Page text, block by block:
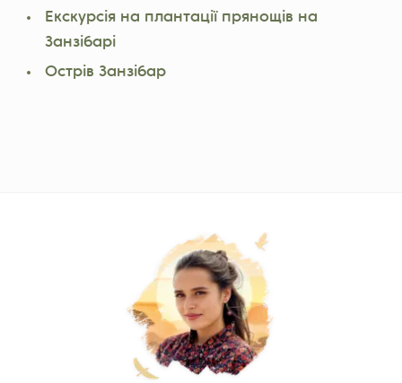
Екскурсія на плантації прянощів на
Занзібарі
Острів Занзібар